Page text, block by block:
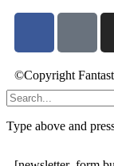
©Copyright
Type above and